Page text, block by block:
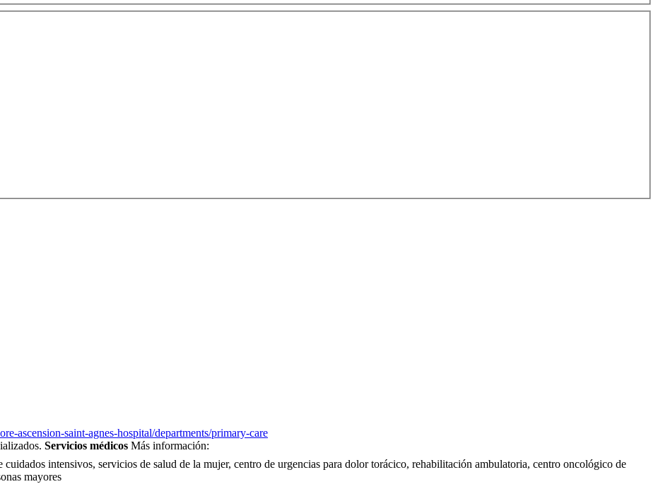
ascension-saint-agnes-hospital/departments/primary-care
Servicios médicos Más información:
intensivos, servicios de salud de la mujer, centro de urgencias para dolor torácico, rehabilitación ambulatoria, centro oncológico de
mayores